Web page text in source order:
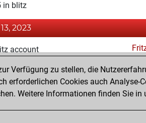
in blitz
2023
account
2023
account
Verfügung zu stellen, die
Cookies auch Analyse-
Weitere Informationen finden Sie in